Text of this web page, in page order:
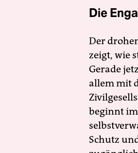
Die
Der
zeigt, wie
Gerade
allem mit
beginnt
Schutz